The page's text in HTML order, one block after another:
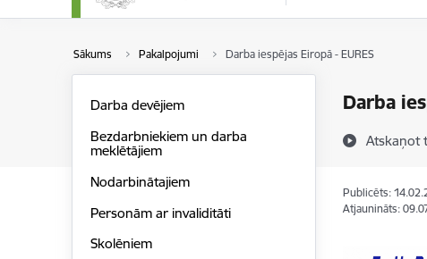
Sākums Pakalpojumi Darba iespējas Eiropā - EURES
Darba
Atskaņot
Darba devējiem
Bezdarbniekiem un darba
meklētājiem
Nodarbinātajiem
Personām ar invaliditāti
Skolēniem
Publicēts:
Atjaunināts: